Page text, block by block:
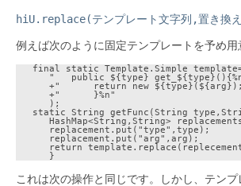
hiU.replace(テンプレート文字列,置き換
例えば次のように固定テンプレートを予め
final static Template.Simple
"   public ${type}
+"      return new
      +"      }%n"
      );
static String getFunc(String
HashMap<String,String>
      replacement.put("type",type);
      replacement.put("arg",arg);
return
これは次の操作と同じです。しかし、テン